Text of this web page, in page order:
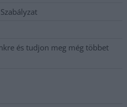
és tudjon meg még többet